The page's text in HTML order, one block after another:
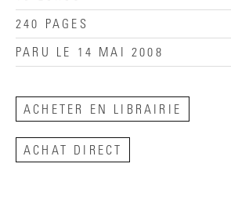
240 PAGES
PARU LE 14 MAI 2008
ACHETER EN LIBRAIRIE
ACHAT DIRECT